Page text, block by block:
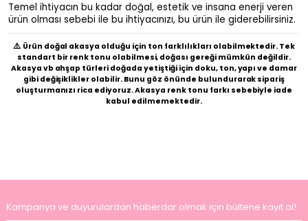
Temel ihtiyacın bu kadar doğal, estetik ve insana enerji veren
ürün olması sebebi ile bu ihtiyacınızı, bu ürün ile giderebilirsiniz.
⚠️ Ürün doğal akasya olduğu için ton farklılıkları olabilmektedir. Tek
standart bir renk tonu olabilmesi, doğası gereği mümkün değildir.
Akasya vb ahşap türleri doğada yetiştiği için doku, ton, yapı ve damar
gibi değişiklikler olabilir. Bunu göz önünde bulundurarak sipariş
oluşturmanızı rica ediyoruz. Akasya renk tonu farkı sebebiyle iade
kabul edilmemektedir.
Kampanya ve duyurulardan haberdar olmak için bültene kayıt ol!